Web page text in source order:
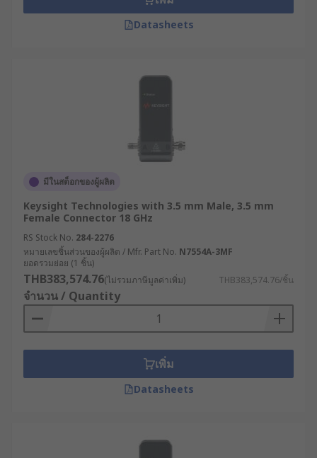
Datasheets
มีในสต็อกของผู้ผลิต
Keysight Technologies with 3.5 mm Male, 3.5 mm
Female Connector 18 GHz
RS Stock No. 284-2276
หมายเลขชิ้นส่วนของผู้ผลิต / Mfr. Part No. N7554A-3MF
ยอดรวมย่อย (1 ชิ้น)
THB383,574.76(ไม่รวมภาษีมูลค่าเพิ่ม) THB383,574.76/ชิ้น
จำนวน / Quantity
เพิ่ม
Datasheets